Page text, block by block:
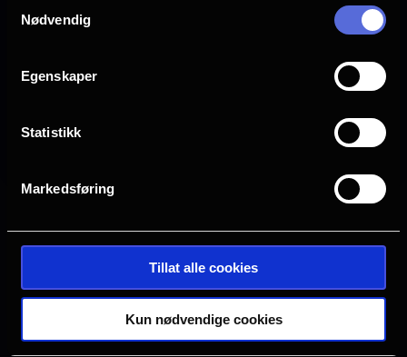
Nødvendig
Egenskaper
Statistikk
Markedsføring
Tillat alle cookies
Kun nødvendige cookies
øyeblikket ingen planlagte visninger
Annonse